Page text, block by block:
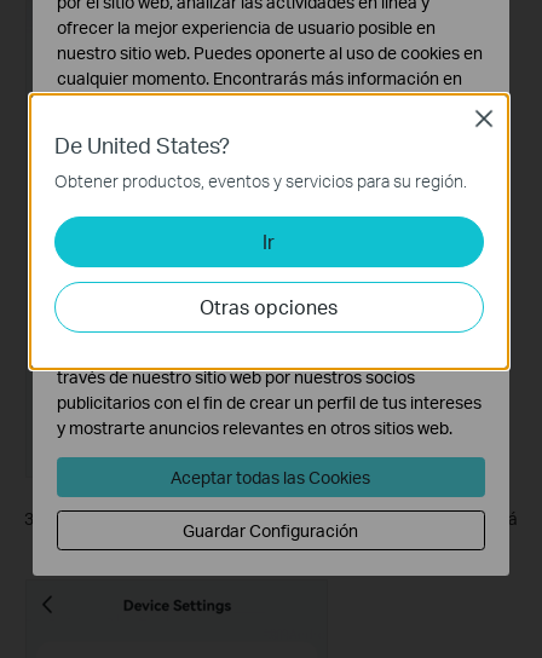
3. TocaEliminaren la parte inferior y el dispositivo se eliminará
de tu ID de TP-Link.
De United States?
Obtener productos, eventos y servicios para su región.
Ir
Otras opciones
Close
ofrecer la mejor experiencia de usuario posible en
nuestro sitio web. Puedes oponerte al uso de cookies en
cualquier momento. Encontrarás más información en
Cookies Básicas
Estas cookies son necesarias para el funcionamiento
del sitio web y no pueden desactivarse en tu sistema.
Cookies de Análisis y de Marketing
Las cookies de análisis nos permiten analizar tus
actividades en nuestro sitio web con el fin de mejorar y
adaptar la funcionalidad del mismo.
través de nuestro sitio web por nuestros socios
publicitarios con el fin de crear un perfil de tus intereses
y mostrarte anuncios relevantes en otros sitios web.
Aceptar todas las Cookies
Guardar Configuración